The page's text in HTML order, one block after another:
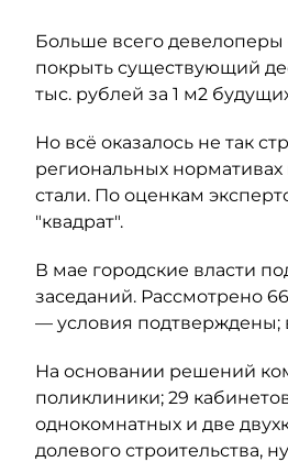
Больше всего девелоперы
покрыть существующий
тыс. рублей за 1 м2
Но всё оказалось не так
региональных нормативах
стали. По оценкам
"квадрат".
В мае городские власти
заседаний. Рассмотрено
— условия подтверждены;
На основании решений
поликлиники; 29
однокомнатных и две
долевого строительства,